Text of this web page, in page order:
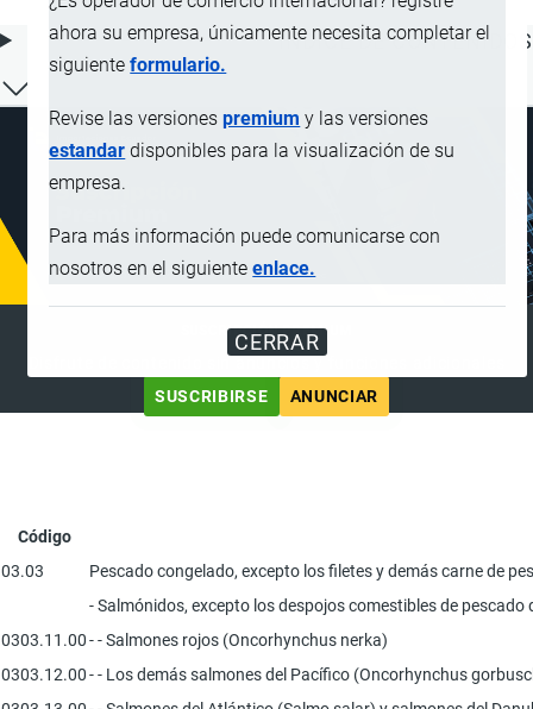
ahora su empresa, únicamente necesita completar el
siguienteformulario.
Revise las versionespremium y las versiones
estandar disponibles para la visualización de su
empresa.
Para más información puede comunicarse con
nosotros en el siguienteenlace.
CERRAR
ÍNDICE DE CONTENIDOS
SUSCRIPCIÓN PREMIUM
SUSCRIBIRSE
ANUNCIAR
Código
03.03
Pescado congelado, excepto los filetes y demás carne de
- Salmónidos, excepto los despojos comestibles de
0303.11.00- - Salmones rojos (Oncorhynchus nerka)
0303.12.00- - Los demás salmones del Pacífico (Oncorhynchus